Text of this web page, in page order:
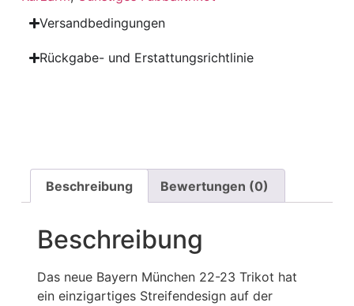
Versandbedingungen
Rückgabe- und Erstattungsrichtlinie
Beschreibung Bewertungen (0)
Beschreibung
Das neue Bayern München 22-23 Trikot hat
ein einzigartiges Streifendesign auf der